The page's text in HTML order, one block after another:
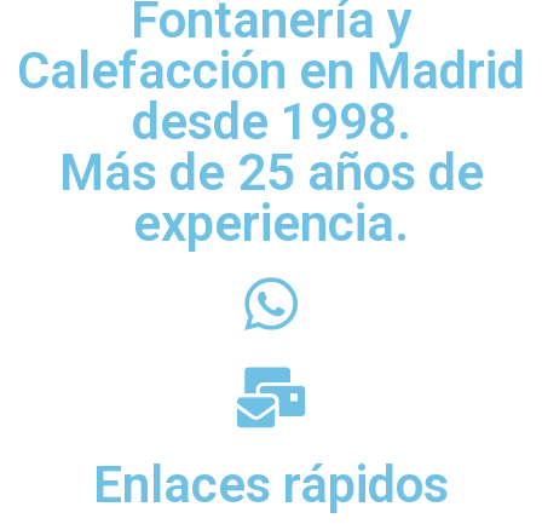
Fontanería y
Calefacción en Madrid
desde 1998.
Más de 25 años de
experiencia.
Enlaces rápidos